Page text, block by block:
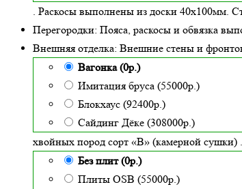
. Раскосы выполнены из доски 40х100мм.
Перегородки: Пояса, раскосы и обвязка
Внешняя отделка: Внешние стены и
Вагонка (0р.)
Имитация бруса (55000р.)
Блокхаус (92400р.)
Сайдинг Дёке (308000р.)
хвойных пород сорт «В» (камерной сушки) .
Без плит (0р.)
Плиты OSB (55000р.)